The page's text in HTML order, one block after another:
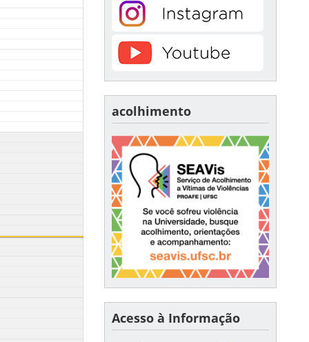
acolhimento
Acesso à Informação